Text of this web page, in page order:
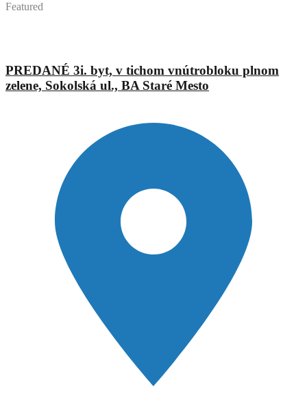
Featured
PREDANÉ 3i. byt, v tichom vnútrobloku plnom
zelene, Sokolská ul., BA Staré Mesto